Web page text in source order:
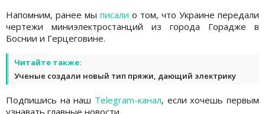
Напомним, ранее мы писали о том, что Украине передали
чертежи миниэлектростанций из города Горадже в
Боснии и Герцеговине.
Читайте также:
Ученые создали новый тип пряжи, дающий электрику
Подпишись на наш Telegram-канал, если хочешь первым
узнавать главные новости.